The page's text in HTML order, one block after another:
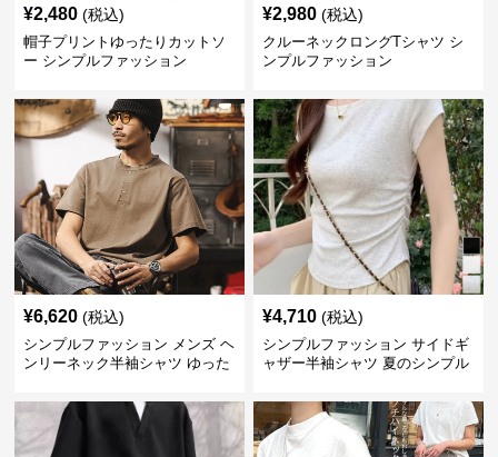
¥2,480 (税込)
帽子プリントゆったりカットソ
ー シンプルファッション
¥2,980 (税込)
クルーネックロングTシャツ シ
ンプルファッション
¥6,620 (税込)
シンプルファッション メンズ ヘ
ンリーネック半袖シャツ ゆった
¥4,710 (税込)
シンプルファッション サイドギ
ャザー半袖シャツ 夏のシンプル